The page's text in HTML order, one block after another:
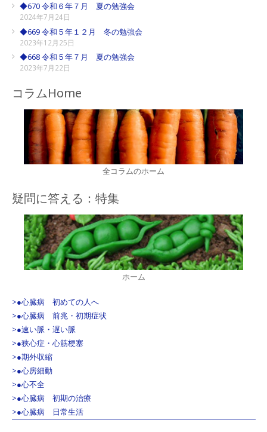
◆670 令和６年７月 夏の勉強会
2024年7月24日
◆669 令和５年１２月 冬の勉強会
2023年12月25日
◆668 令和５年７月 夏の勉強会
2023年7月22日
コラムHome
全コラムのホーム
疑問に答える：特集
ホーム
>●心臓病 初めての人へ
>●心臓病 前兆・初期症状
>●速い脈・遅い脈
>●狭心症・心筋梗塞
>●期外収縮
>●心房細動
>●心不全
>●心臓病 初期の治療
>●心臓病 日常生活